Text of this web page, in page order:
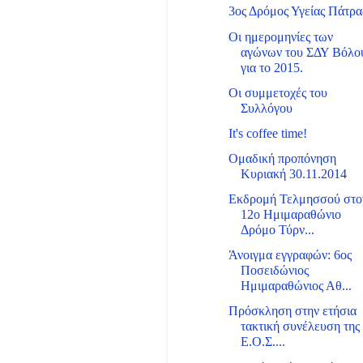
3ος Δρόμος Υγείας
Οι ημερομηνίες των
αγώνων του ΣΔΥ
για το 2015.
Οι συμμετοχές του
Συλλόγου
It's coffee time!
Ομαδική προπόνηση
Κυριακή 30.11.2014
Εκδρομή Τελμησσού
12ο Ημιμαραθώνιο
Δρόμο Τύρν...
Άνοιγμα εγγραφών: 6ος
Ποσειδώνιος
Ημιμαραθώνιος Αθ...
Πρόσκληση στην ετήσια
τακτική συνέλευση της
Ε.Ο.Σ....